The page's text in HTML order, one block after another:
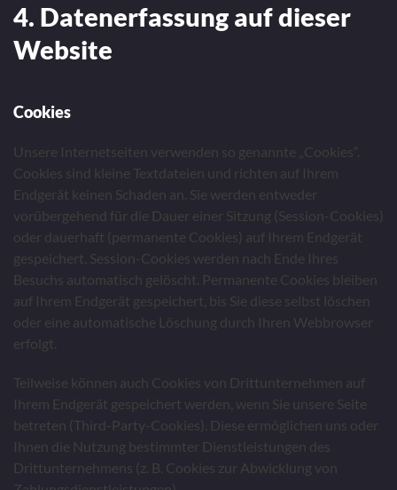
4. Datenerfassung auf dieser
Website
Cookies
Unsere Internetseiten verwenden so genannte „Cookies“.
Cookies sind kleine Textdateien und richten auf Ihrem
Endgerät keinen Schaden an. Sie werden entweder
vorübergehend für die Dauer einer Sitzung (Session-Cookies)
oder dauerhaft (permanente Cookies) auf Ihrem Endgerät
gespeichert. Session-Cookies werden nach Ende Ihres
Besuchs automatisch gelöscht. Permanente Cookies bleiben
auf Ihrem Endgerät gespeichert, bis Sie diese selbst löschen
oder eine automatische Löschung durch Ihren Webbrowser
erfolgt.
Teilweise können auch Cookies von Drittunternehmen auf
Ihrem Endgerät gespeichert werden, wenn Sie unsere Seite
betreten (Third-Party-Cookies). Diese ermöglichen uns oder
Ihnen die Nutzung bestimmter Dienstleistungen des
Drittunternehmens (z. B. Cookies zur Abwicklung von